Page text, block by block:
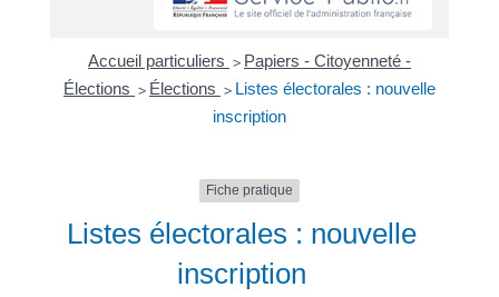
Accueil particuliers > Papiers - Citoyenneté -
Élections > Élections > Listes électorales : nouvelle
inscription
Fiche pratique
Listes électorales : nouvelle
inscription